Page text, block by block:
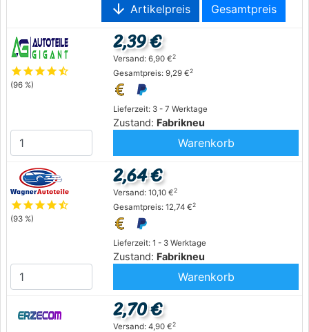
arrow_downward Artikelpreis Gesamtpreis
starstarstarstarstar_half
(96 %)
Lieferzeit: 3 - 7 Werktage
Zustand: Fabrikneu
2,39 €
Versand: 6,90 €2
Gesamtpreis: 9,29 €2
Warenkorb
starstarstarstarstar_half
(93 %)
Lieferzeit: 1 - 3 Werktage
Zustand: Fabrikneu
2,64 €
Versand: 10,10 €2
Gesamtpreis: 12,74 €2
Warenkorb
2,70 €
Versand: 4,90 €2